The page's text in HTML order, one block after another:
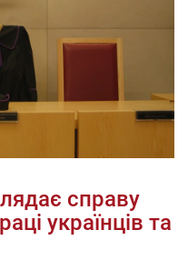
справу
українців та